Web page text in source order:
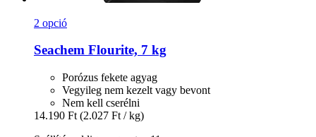
2 opció
Seachem Flourite, 7 kg
Porózus fekete agyag
Vegyileg nem kezelt vagy bevont
Nem kell cserélni
14.190 Ft (2.027 Ft / kg)